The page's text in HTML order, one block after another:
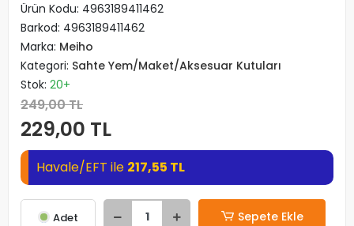
Ürün Kodu: 4963189411462
Barkod: 4963189411462
Marka: Meiho
Kategori: Sahte Yem/Maket/Aksesuar Kutuları
Stok: 20+
249,00 TL
229,00 TL
Havale/EFT ile 217,55 TL
Adet Sepete Ekle